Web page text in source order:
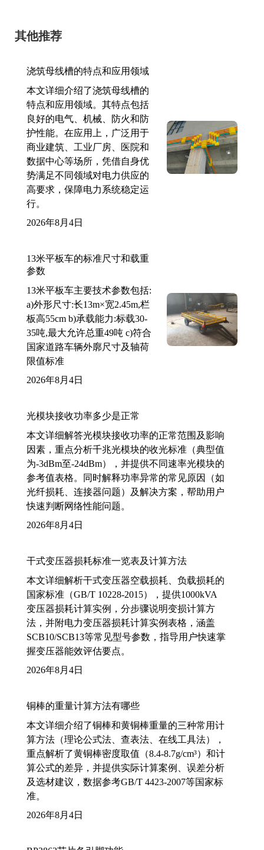
其他推荐
浇筑母线槽的特点和应用领域
本文详细介绍了浇筑母线槽的
特点和应用领域。其特点包括
良好的电气、机械、防火和防
护性能。在应用上，广泛用于
商业建筑、工业厂房、医院和
数据中心等场所，凭借自身优
势满足不同领域对电力供应的
高要求，保障电力系统稳定运
行。
2026年8月4日
13米平板车的标准尺寸和载重
参数
13米平板车主要技术参数包括:
a)外形尺寸:长13m×宽2.45m,栏
板高55cm b)承载能力:标载30-
35吨,最大允许总重49吨 c)符合
国家道路车辆外廓尺寸及轴荷
限值标准
2026年8月4日
光模块接收功率多少是正常
本文详细解答光模块接收功率的正常范围及影响
因素，重点分析千兆光模块的收光标准（典型值
为-3dBm至-24dBm），并提供不同速率光模块的
参考值表格。同时解释功率异常的常见原因（如
光纤损耗、连接器问题）及解决方案，帮助用户
快速判断网络性能问题。
2026年8月4日
干式变压器损耗标准一览表及计算方法
本文详细解析干式变压器空载损耗、负载损耗的
国家标准（GB/T 10228-2015），提供1000kVA
变压器损耗计算实例，分步骤说明变损计算方
法，并附电力变压器损耗计算实例表格，涵盖
SCB10/SCB13等常见型号参数，指导用户快速掌
握变压器能效评估要点。
2026年8月4日
铜棒的重量计算方法有哪些
本文详细介绍了铜棒和黄铜棒重量的三种常用计
算方法（理论公式法、查表法、在线工具法），
重点解析了黄铜棒密度取值（8.4-8.7g/cm³）和计
算公式的差异，并提供实际计算案例、误差分析
及选材建议，数据参考GB/T 4423-2007等国家标
准。
2026年8月4日